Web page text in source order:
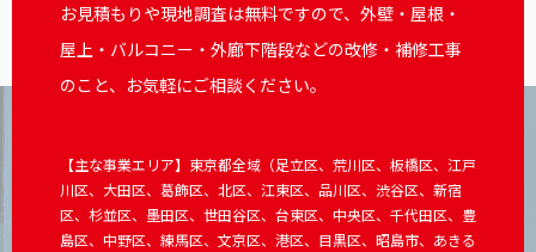
お見積もりや現地調査は無料ですので、外壁・屋根・
屋上・バルコニー・外廊下階段などの改修・補修工事
のこと、お気軽にご相談ください。
【主な事業エリア】東京都全域（足立区、荒川区、板橋区、江戸
川区、大田区、葛飾区、北区、江東区、品川区、渋谷区、新宿
区、杉並区、墨田区、世田谷区、台東区、中央区、千代田区、豊
島区、中野区、練馬区、文京区、港区、目黒区、昭島市、あきる